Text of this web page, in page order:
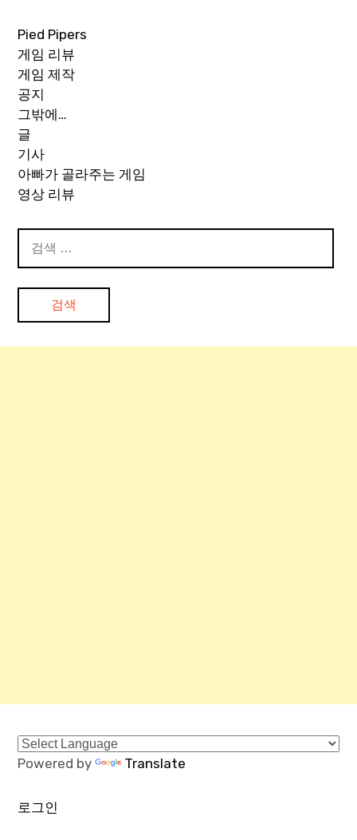
Pied Pipers
게임 리뷰
게임 제작
공지
그밖에…
글
기사
아빠가 골라주는 게임
영상 리뷰
색:
Powered by Translate
로그인